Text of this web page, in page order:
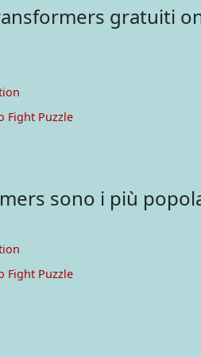
gratuiti
Fight Puzzle
sono i più
Fight Puzzle